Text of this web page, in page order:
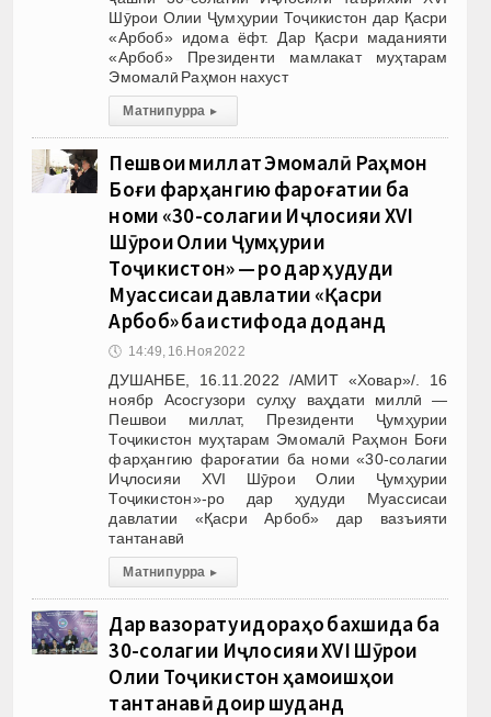
Шӯрои Олии Ҷумҳурии Тоҷикистон дар Қасри
«Арбоб» идома ёфт. Дар Қасри маданияти
«Арбоб» Президенти мамлакат муҳтарам
Эмомалӣ Раҳмон нахуст
Матни пурра ▸
Пешвои миллат Эмомалӣ Раҳмон
Боғи фарҳангию фароғатии ба
номи «30-солагии Иҷлосияи XVI
Шӯрои Олии Ҷумҳурии
Тоҷикистон» — ро дар ҳудуди
Муассисаи давлатии «Қасри
Арбоб» ба истифода доданд
🕔 14:49, 16.Ноя 2022
ДУШАНБЕ, 16.11.2022 /АМИТ «Ховар»/. 16
ноябр Асосгузори сулҳу ваҳдати миллӣ —
Пешвои миллат, Президенти Ҷумҳурии
Тоҷикистон муҳтарам Эмомалӣ Раҳмон Боғи
фарҳангию фароғатии ба номи «30-солагии
Иҷлосияи XVI Шӯрои Олии Ҷумҳурии
Тоҷикистон»-ро дар ҳудуди Муассисаи
давлатии «Қасри Арбоб» дар вазъияти
тантанавӣ
Матни пурра ▸
Дар вазорату идораҳо бахшида ба
30-солагии Иҷлосияи ХVI Шӯрои
Олии Тоҷикистон ҳамоишҳои
тантанавӣ доир шуданд